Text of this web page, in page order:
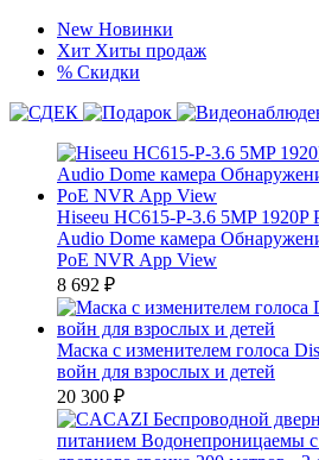
New Новинки
Хит Хиты продаж
% Скидки
Hiseeu HC615-P-3.6 5MP 1920P
Audio Dome камера
PoE NVR App View
8 692 ₽
Маска с изменителем голоса
войн для взрослых и детей
20 300 ₽